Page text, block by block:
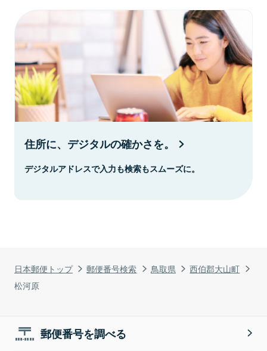
日本郵便トップ 郵便番号検索 鳥取県
西伯郡大山町
松河原
住所に、デジタルの確かさを。
デジタルアドレスで入力も検索もスムーズに。
郵便番号を調べる